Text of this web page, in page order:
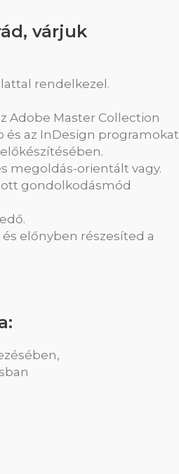
várjuk
rendelkezel.
Adobe Master Collection
az InDesign programokat
megoldás-orientált vagy.
gondolkodásmód
előnyben részesíted a